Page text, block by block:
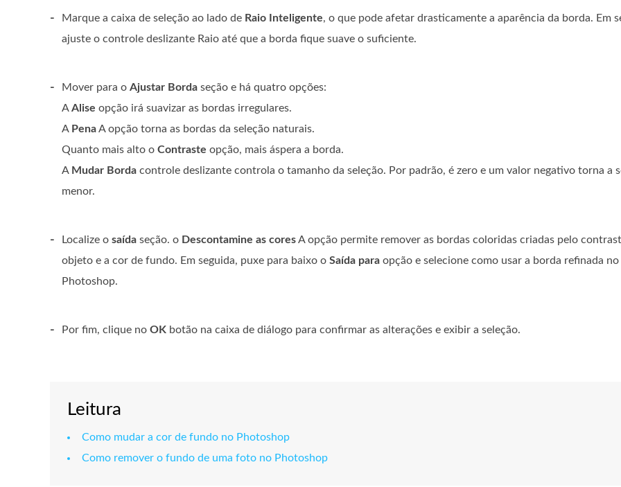
- Marque a caixa de seleção ao lado de Raio Inteligente, o que pode afetar drasticamente a aparência da borda. Em
ajuste o controle deslizante Raio até que a borda fique suave o suficiente.
- Mover para o Ajustar Borda seção e há quatro opções:
AAlise opção irá suavizar as bordas irregulares.
A PenaA opção torna as bordas da seleção naturais.
Quanto mais alto o Contraste opção, mais áspera a borda.
A Mudar Borda controle deslizante controla o tamanho da seleção. Por padrão, é zero e um valor negativo torna a
menor.
- Localize o saída seção. o Descontamine as coresA opção permite remover as bordas coloridas criadas pelo
objeto e a cor de fundo. Em seguida, puxe para baixo o Saída para opção e selecione como usar a borda refinada no
Photoshop.
- Por fim, clique no OK botão na caixa de diálogo para confirmar as alterações e exibir a seleção.
Leitura
Como mudar a cor de fundo no Photoshop
Como remover o fundo de uma foto no Photoshop